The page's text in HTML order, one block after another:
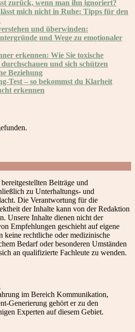
zurück, wenn man ihn ignoriert?
mich nicht in Ruhe: Tipps für den
und überwinden:
und Wege zu emotionaler
erkennen: Wie Sie toxische
und sich schützen
Beziehung
Test – so bekommst du Klarheit
erkennen
Beiträge und
zu Unterhaltungs- und
Die Verantwortung für die
der Inhalte kann von der Redaktion
Unsere Inhalte dienen nicht der
Empfehlungen geschieht auf eigene
keine rechtliche oder medizinische
Bedarf oder besonderen Umständen
an qualifizierte Fachleute zu wenden.
im Bereich Kommunikation,
Generierung gehört er zu den
Experten auf diesem Gebiet.